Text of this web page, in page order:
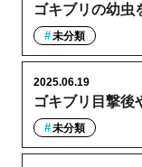
ゴキブリの幼虫
未分類
ゴキブリ目撃後
2025.06.19
未分類